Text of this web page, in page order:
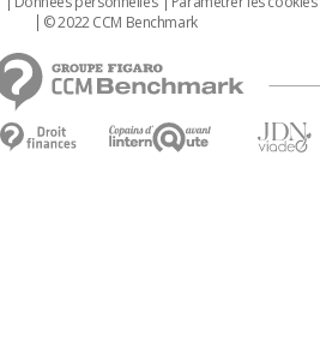
© 2022 CCM Benchmark